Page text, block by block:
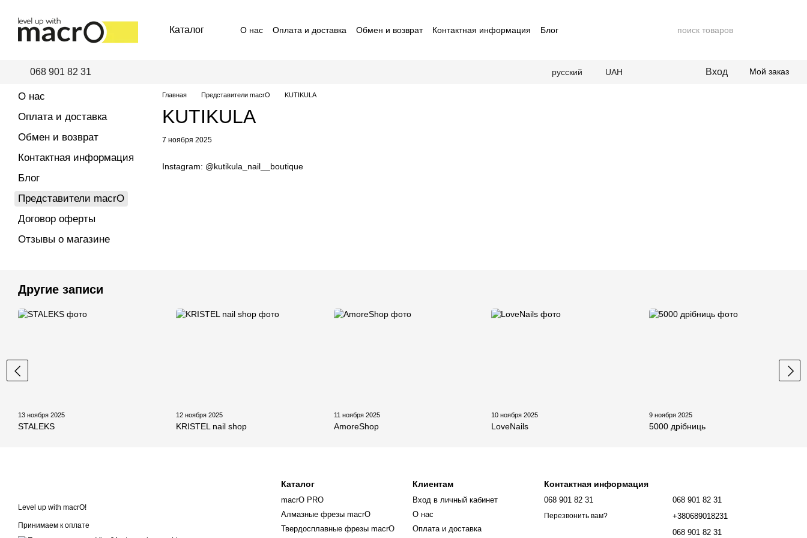
Каталог О нас Оплата и доставка Обмен и возврат Контактная информация
Блог
068 901 82 31 русский UAH Вход Мой заказ
Главная Представители macrO KUTIKULA
KUTIKULA
7 ноября 2025
Instagram: @kutikula_nail__boutique
О нас
Оплата и доставка
Обмен и возврат
Контактная информация
Блог
Представители macrO
Договор оферты
Отзывы о магазине
Другие записи
13 ноября 2025
STALEKS
12 ноября 2025
KRISTEL nail shop
11 ноября 2025
AmoreShop
10 ноября 2025
LoveNails
9 ноября 2025
5000 дрібниць
Level up with macrO!
Принимаем к оплате
Каталог
macrO PRO
Алмазные фрезы macrO
Твердосплавные фрезы macrO
Клиентам
Вход в личный кабинет
О нас
Оплата и доставка
Контактная информация
068 901 82 31
Перезвонить вам?
068 901 82 31
+380689018231
068 901 82 31